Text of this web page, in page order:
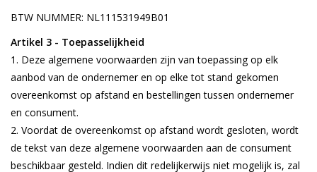
BTW NUMMER: NL111531949B01
Artikel 3 - Toepasselijkheid
Deze algemene voorwaarden zijn van toepassing op elk
aanbod van de ondernemer en op elke tot stand gekomen
overeenkomst op afstand en bestellingen tussen ondernemer
en consument.
Voordat de overeenkomst op afstand wordt gesloten, wordt
de tekst van deze algemene voorwaarden aan de consument
beschikbaar gesteld. Indien dit redelijkerwijs niet mogelijk is, zal